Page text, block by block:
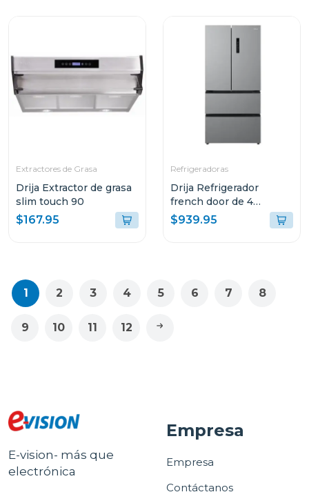
Extractores de Grasa
Drija Extractor de grasa
slim touch 90
$167.95
Refrigeradoras
Drija Refrigerador
french door de 4
puertas 18cuft inverter
color acero
$939.95
1 2 3 4 5 6 7 8
9 10 11 12
E-vision- más que
electrónica
Empresa
Empresa
Contáctanos